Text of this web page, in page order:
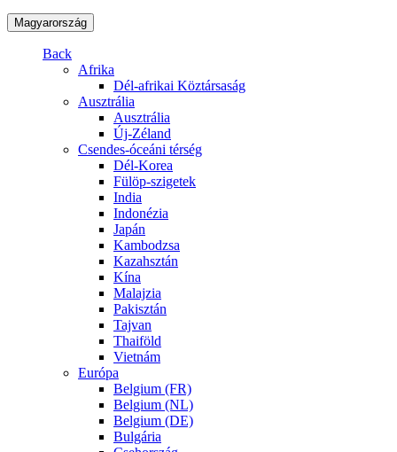
Magyarország
Back
Afrika
Dél-afrikai Köztársaság
Ausztrália
Ausztrália
Új-Zéland
Csendes-óceáni térség
Dél-Korea
Fülöp-szigetek
India
Indonézia
Japán
Kambodzsa
Kazahsztán
Kína
Malajzia
Pakisztán
Tajvan
Thaiföld
Vietnám
Európa
Belgium (FR)
Belgium (NL)
Belgium (DE)
Bulgária